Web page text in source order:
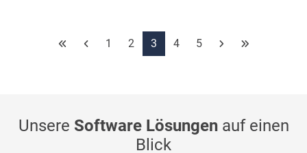
1 2 3 4 5
Unsere Software Lösungenauf einen
Blick